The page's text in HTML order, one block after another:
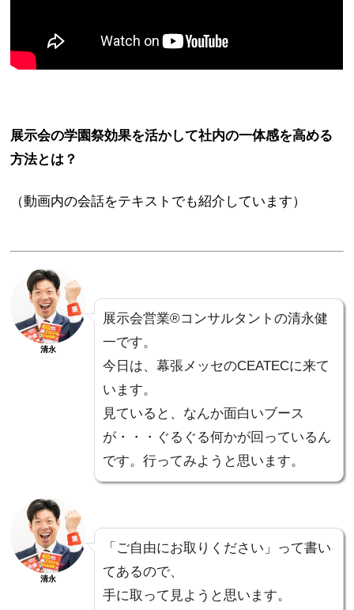
展示会の学園祭効果を活かして社内の一体感を高める
方法とは？
（動画内の会話をテキストでも紹介しています）
清永
展示会営業®コンサルタントの清永健
一です。
今日は、幕張メッセのCEATECに来て
います。
見ていると、なんか面白いブース
が・・・ぐるぐる何かが回っているん
です。行ってみようと思います。
清永
「ご自由にお取りください」って書い
てあるので、
手に取って見ようと思います。